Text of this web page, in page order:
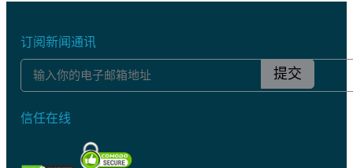
订阅新闻通讯
提交
信任在线